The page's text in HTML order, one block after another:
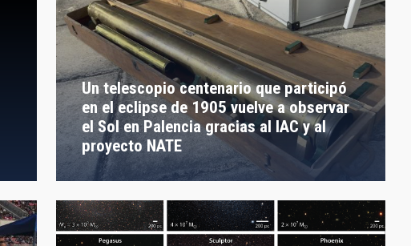
Un telescopio centenario que participó
en el eclipse de 1905 vuelve a observar
el Sol en Palencia gracias al IAC y al
proyecto NATE